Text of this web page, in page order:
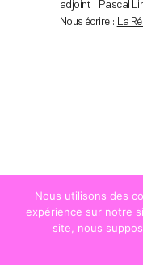
adjoint : Pascal
Nous écrire : La
©
Nous utilisons des
expérience sur notre
site, nous